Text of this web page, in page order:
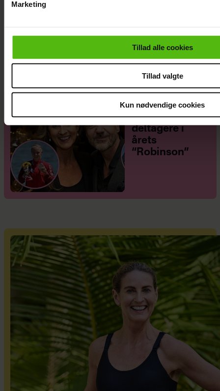
cookiepolitik.
Marketing
Tillad alle cookies
Tillad valgte
Kun nødvendige cookies
Med i “Robinson”: Er hun Jeppe Ølgaards
Her er alle de
kendte
deltagere i
årets
“Robinson”